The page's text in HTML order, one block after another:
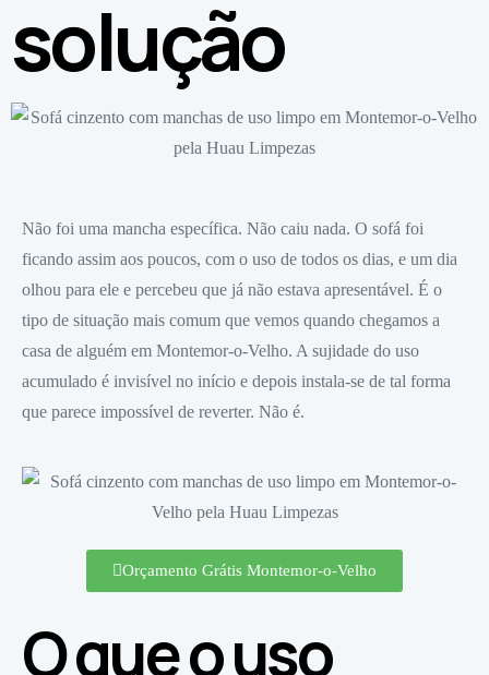
solução
Não foi uma mancha específica. Não caiu nada. O sofá foi
ficando assim aos poucos, com o uso de todos os dias, e um dia
olhou para ele e percebeu que já não estava apresentável. É o
tipo de situação mais comum que vemos quando chegamos a
casa de alguém em Montemor-o-Velho. A sujidade do uso
acumulado é invisível no início e depois instala-se de tal forma
que parece impossível de reverter. Não é.
Orçamento Grátis Montemor-o-Velho
O que o uso